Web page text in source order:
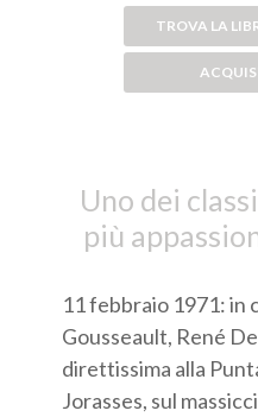
TROVA LA
Uno dei
più
11 febbraio 1971: in
Gousseault, René
direttissima alla
Jorasses, sul